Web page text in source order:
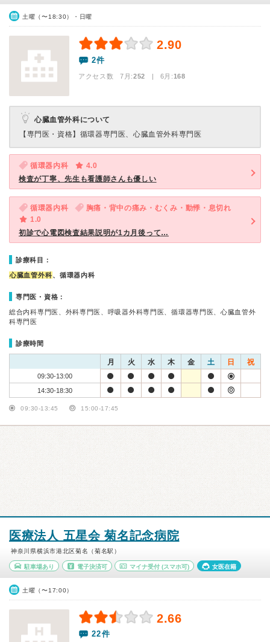
土曜（〜18:30）・日曜
2.90
2件
アクセス数 7月:252 | 6月:168
心臓血管外科について
【専門医・資格】 循環器専門医、心臓血管外科専門医
循環器内科
4.0
検査が丁寧、先生も看護師さんも優しい
循環器内科
胸痛・背中の痛み・むくみ・動悸・息切れ
1.0
初診で心電図検査結果説明が1カ月後って…
診療科目：
心臓血管外科、循環器内科
専門医・資格：
総合内科専門医、外科専門医、呼吸器外科専門医、循環器専門医、心臓血管外
科専門医
診療時間
月 火 水 木 金 土 日 祝
09:30-13:00
14:30-18:30
09:30-13:45 15:00-17:45
医療法人 五星会 菊名記念病院
神奈川県横浜市港北区菊名（菊名駅）
駐車場あり 電子決済可 マイナ受付 (スマホ可) 女医在籍
土曜（〜17:00）
2.66
22件